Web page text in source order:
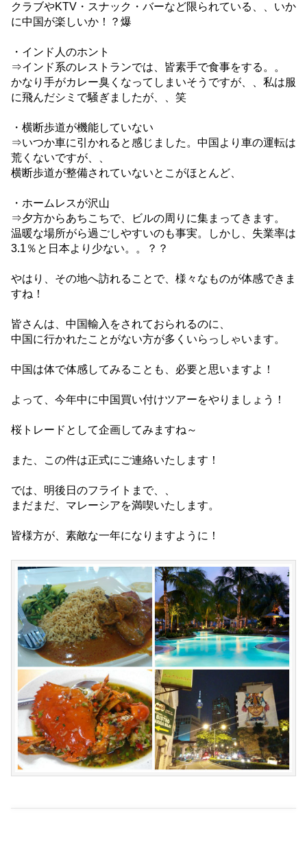
クラブやKTV・スナック・バーなど限られている、、いか
に中国が楽しいか！？爆
・インド人のホント
⇒インド系のレストランでは、皆素手で食事をする。。
かなり手がカレー臭くなってしまいそうですが、、私は服
に飛んだシミで騒ぎましたが、、笑
・横断歩道が機能していない
⇒いつか車に引かれると感じました。中国より車の運転は
荒くないですが、、
横断歩道が整備されていないとこがほとんど、
・ホームレスが沢山
⇒夕方からあちこちで、ビルの周りに集まってきます。
温暖な場所がら過ごしやすいのも事実。しかし、失業率は
3.1％と日本より少ない。。？？
やはり、その地へ訪れることで、様々なものが体感できま
すね！
皆さんは、中国輸入をされておられるのに、
中国に行かれたことがない方が多くいらっしゃいます。
中国は体で体感してみることも、必要と思いますよ！
よって、今年中に中国買い付けツアーをやりましょう！
桜トレードとして企画してみますね～
また、この件は正式にご連絡いたします！
では、明後日のフライトまで、、
まだまだ、マレーシアを満喫いたします。
皆様方が、素敵な一年になりますように！